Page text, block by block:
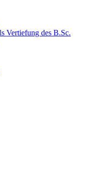
Vertiefung des B.Sc.